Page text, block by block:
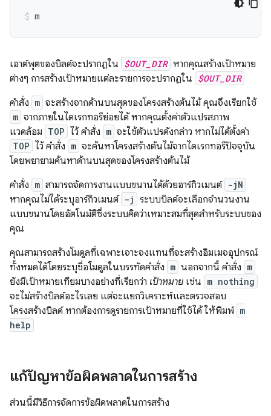
m
เอาต์พุตของบิลด์จะปรากฏใน $OUT_DIR หากคุณสร้างเป้าหมาย
ต่างๆ การสร้างเป้าหมายแต่ละรายการจะปรากฏใน $OUT_DIR
คำสั่ง m จะสร้างจากด้านบนสุดของโครงสร้างต้นไม้ คุณจึงเรียกใช้
m จากภายในไดเรกทอรีย่อยได้ หากคุณตั้งค่าตัวแปรสภาพ
แวดล้อม TOP ไว้ คำสั่ง m จะใช้ตัวแปรดังกล่าว หากไม่ได้ตั้งค่า
TOP ไว้ คำสั่ง m จะค้นหาโครงสร้างต้นไม้จากไดเรกทอรีปัจจุบัน
โดยพยายามค้นหาด้านบนสุดของโครงสร้างต้นไม้
คำสั่ง m สามารถจัดการงานแบบขนานได้ด้วยอาร์กิวเมนต์ -jN
หากคุณไม่ได้ระบุอาร์กิวเมนต์ -j ระบบบิลด์จะเลือกจำนวนงาน
แบบขนานโดยอัตโนมัติซึ่งระบบคิดว่าเหมาะสมที่สุดสำหรับระบบของ
คุณ
คุณสามารถสร้างโมดูลที่เฉพาะเจาะจงแทนที่จะสร้างอิมเมจอุปกรณ์
ทั้งหมดได้โดยระบุชื่อโมดูลในบรรทัดคำสั่ง m นอกจากนี้ คำสั่ง m
ยังมีเป้าหมายเทียมบางอย่างที่เรียกว่า เป้าหมาย เช่น m nothing
จะไม่สร้างบิลด์อะไรเลย แต่จะแยกวิเคราะห์และตรวจสอบ
โครงสร้างบิลด์ หากต้องการดูรายการเป้าหมายที่ใช้ได้ ให้พิมพ์ m
help
แก้ปัญหาข้อผิดพลาดในการสร้าง
ส่วนนี้มีวิธีการจัดการข้อผิดพลาดในการสร้าง